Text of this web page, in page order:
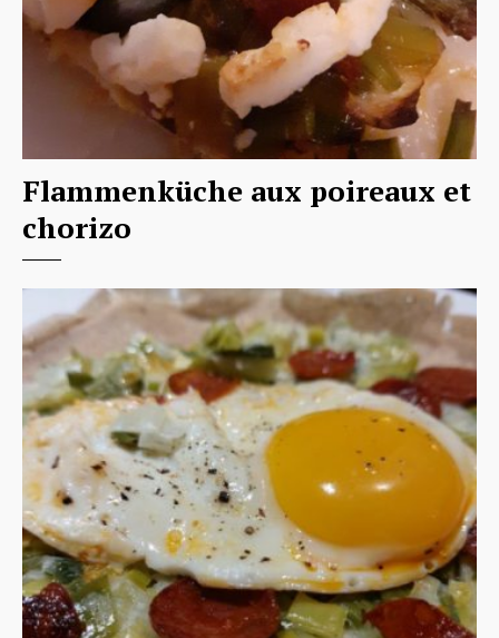
Flammenküche aux poireaux et
chorizo